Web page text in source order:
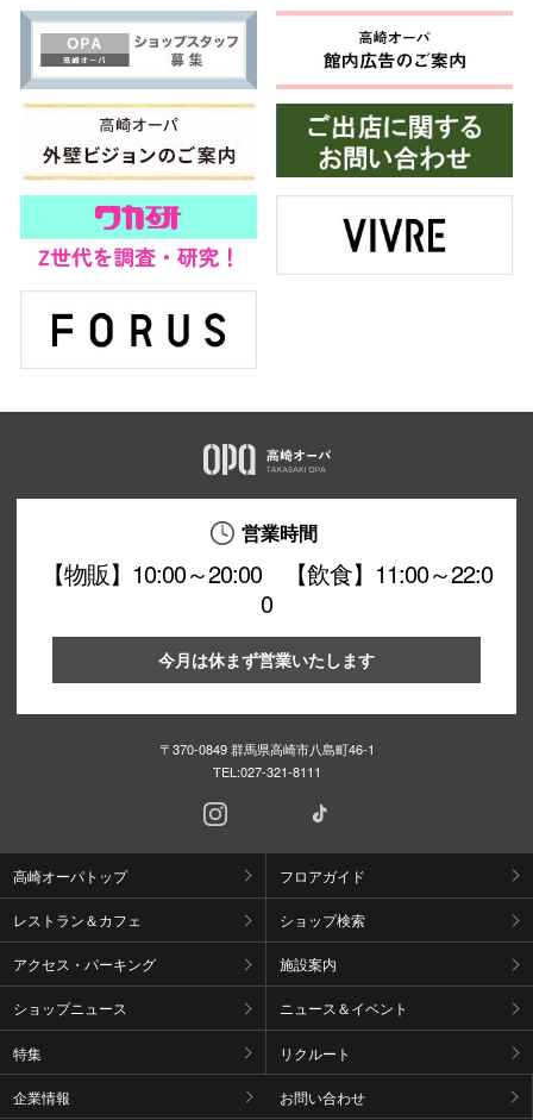
営業時間
【物販】10:00～20:00 【飲食】11:00～22:0
0
今月は休まず営業いたします
〒370-0849 群馬県高崎市八島町46-1
TEL:027-321-8111
高崎オーパトップ フロアガイド
レストラン＆カフェ ショップ検索
アクセス・パーキング 施設案内
ショップニュース ニュース＆イベント
特集 リクルート
企業情報 お問い合わせ